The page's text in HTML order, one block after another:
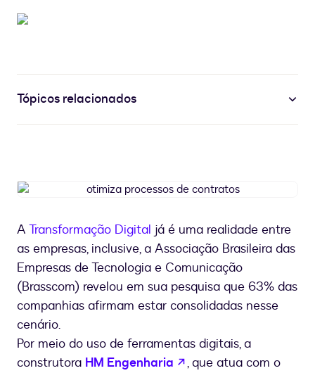
Tópicos relacionados
otimiza
contratos
A Transformação Digital já é uma realidade entre
as empresas, inclusive, a Associação Brasileira das
Empresas de Tecnologia e Comunicação
(Brasscom) revelou em sua pesquisa que 63% das
companhias afirmam estar consolidadas nesse
cenário.
Por meio do uso de ferramentas digitais, a
construtora HM Engenharia se abre en una nueva
, que atua com o